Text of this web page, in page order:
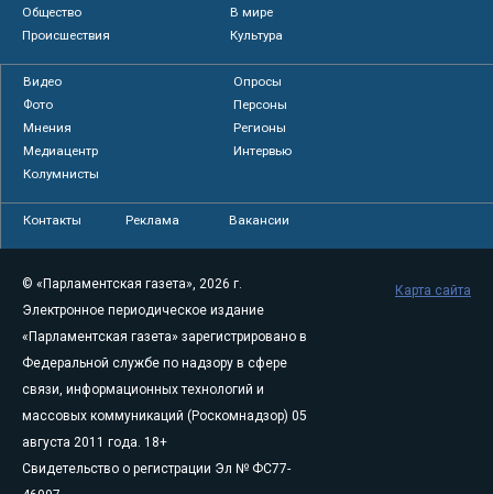
Общество
В мире
Происшествия
Культура
Видео
Опросы
Фото
Персоны
Мнения
Регионы
Медиацентр
Интервью
Колумнисты
Контакты Реклама Вакансии
© «Парламентская газета», 2026 г.
Электронное периодическое издание
«Парламентская газета» зарегистрировано в
Федеральной службе по надзору в сфере
связи, информационных технологий и
массовых коммуникаций (Роскомнадзор) 05
августа 2011 года. 18+
Свидетельство о регистрации Эл № ФС77-
Карта сайта